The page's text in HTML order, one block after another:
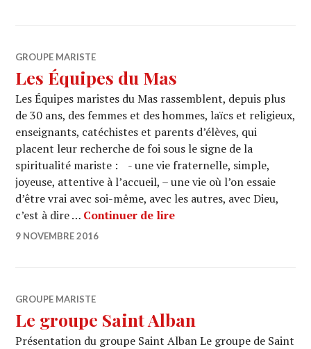
GROUPE MARISTE
Les Équipes du Mas
Les Équipes maristes du Mas rassemblent, depuis plus
de 30 ans, des femmes et des hommes, laïcs et religieux,
enseignants, catéchistes et parents d’élèves, qui
placent leur recherche de foi sous le signe de la
spiritualité mariste : - une vie fraternelle, simple,
joyeuse, attentive à l’accueil, – une vie où l’on essaie
d’être vrai avec soi-même, avec les autres, avec Dieu,
c’est à dire … Continuer de lireLes Équipes du Mas
9 NOVEMBRE 2016
GROUPE MARISTE
Le groupe Saint Alban
Présentation du groupe Saint Alban Le groupe de Saint